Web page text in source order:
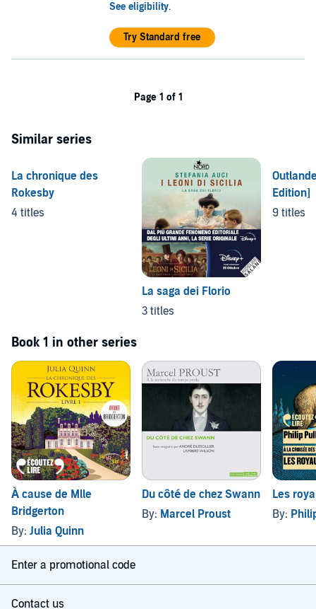
See eligibility.
Try Standard free
Page 1 of 1
Similar series
La chronique des
Rokesby
4 titles
La saga dei Florio
3 titles
Edition]
9 titles
Book 1 in other series
À cause de Mlle
Bridgerton
By: Julia Quinn
Du côté de chez Swann
By: Marcel Proust
Les
By:
Enter a promotional code
Contact us